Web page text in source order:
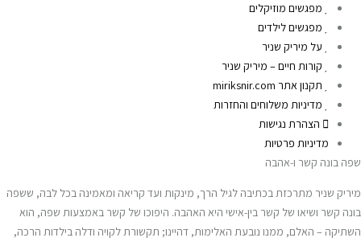
מפגשים מוזיקלים
מפגשים לילדים
על מיריק שניר
קורות חיים – מיריק שניר
תקנון אתר miriksnir.com
מדיניות משלוחים והחזרות
הצהרת נגישות
מדיניות פרטיות
שפה בונה קשר ו-אהבה
מיריק שניר מתרכזת בכתיבה לגיל הרך, מינקות ועד קריאה ומאמינה בכל לבה, ששפה
בונה קשר ושיאו של קשר בין-אישי היא האהבה. היפוכו של קשר באמצעות שפה, הוא
השתיקה – האלם, ממנו נובעת האלימות, דהיינו; תקשורת לקויה ודלה בילדות הרכה,